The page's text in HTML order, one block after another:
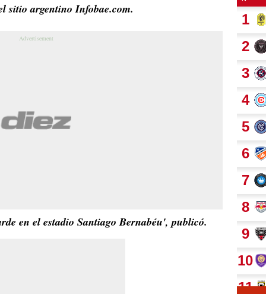
sitio argentino Infobae.com.
en el estadio Santiago Bernabéu', publicó.